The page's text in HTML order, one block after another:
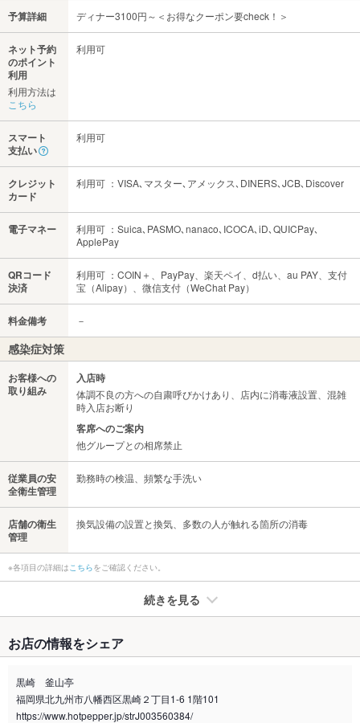
予算詳細 ディナー3100円～＜お得なクーポン要check！＞
ネット予約
のポイント
利用
利用方法は
こちら
利用可
スマート
支払い
利用可
クレジット
カード
利用可 ：VISA､マスター､アメックス､DINERS､JCB､Discover
電子マネー
利用可 ：Suica､PASMO､nanaco､ICOCA､iD､QUICPay､
ApplePay
QRコード
決済
利用可 ：COIN＋、PayPay、楽天ペイ、d払い、au PAY、支付
宝（Alipay）、微信支付（WeChat Pay）
料金備考 －
感染症対策
お客様への
取り組み
入店時
体調不良の方への自粛呼びかけあり、店内に消毒液設置、混雑
時入店お断り
客席へのご案内
他グループとの相席禁止
従業員の安
全衛生管理
勤務時の検温、頻繁な手洗い
店舗の衛生
管理
換気設備の設置と換気、多数の人が触れる箇所の消毒
※各項目の詳細はこちらをご確認ください。
続きを見る
禁煙・喫煙
全席禁煙
喫煙専用室 なし
お店の情報をシェア
黒崎 釜山亭
福岡県北九州市八幡西区黒崎２丁目1-6 1階101
https://www.hotpepper.jp/strJ003560384/